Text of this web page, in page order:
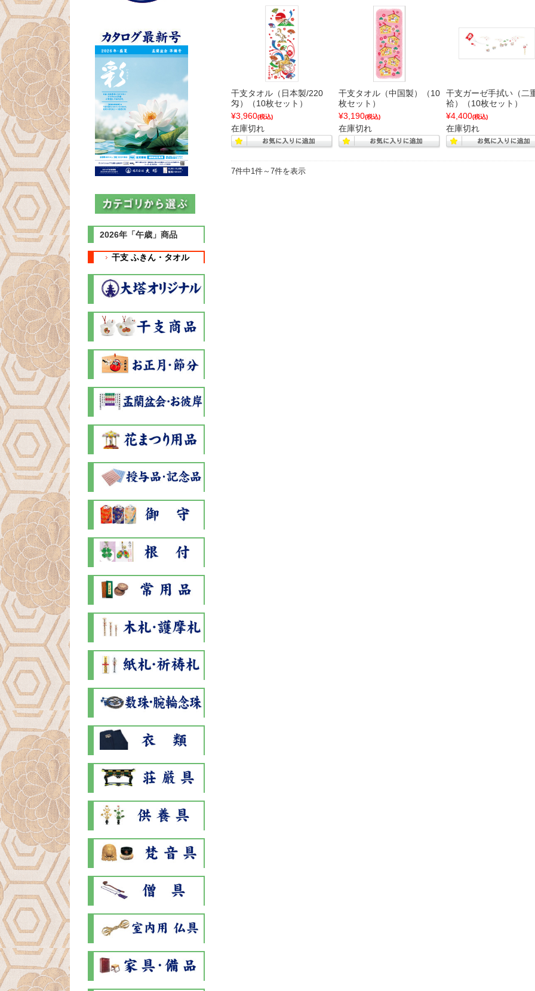
干支タオル（日本製/220
匁）（10枚セット）
¥3,960(税込)
在庫切れ
干支タオル（中国製）（10
枚セット）
¥3,190(税込)
在庫切れ
干支ガーゼ手拭い（二
袷）（10枚セット）
¥4,400(税込)
在庫切れ
7件中1件～7件を表示
2026年「午歳」商品
干支 ふきん・タオル